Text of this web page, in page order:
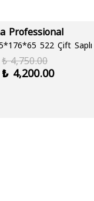
Professional
₺ 4,750.00
₺ 4,200.00